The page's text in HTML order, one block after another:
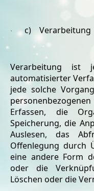
· c) Verarbeitung
Verarbeitung
automatisierter
jede solche
Erfassen, die
Speicherung, die
Auslesen, das
Offenlegung durch
eine andere Form
oder die
Löschen oder die